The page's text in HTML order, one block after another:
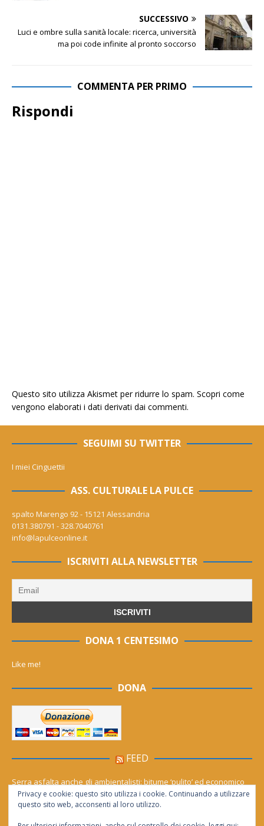
SUCCESSIVO
Luci e ombre sulla sanità locale: ricerca, università
ma poi code infinite al pronto soccorso
COMMENTA PER PRIMO
Rispondi
Questo sito utilizza Akismet per ridurre lo spam. Scopri come
vengono elaborati i dati derivati dai commenti.
SEGUIMI SU TWITTER
I miei Cinguettii
ASS. CULTURALE LA PULCE
spalto Marengo 92 - 15121 Alessandria
0131.380791 - 328.7040761
info@lapulceonline.it
ISCRIVITI ALLA NEWSLETTER
DONA 1 CENTESIMO
Like me!
DONA
FEED
Serra asfalta anche gli ambientalisti: bitume ‘pulito’ ed economico
Le migliori agenzie Meta Ads in Italia nel 2026
Privacy e cookie: questo sito utilizza i cookie. Continuando a utilizzare
questo sito web, acconsenti al loro utilizzo.